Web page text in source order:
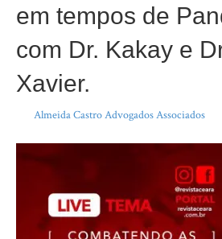
em tempos de
com Dr. Kakay e
Xavier.
Almeida Castro Advogados Associados